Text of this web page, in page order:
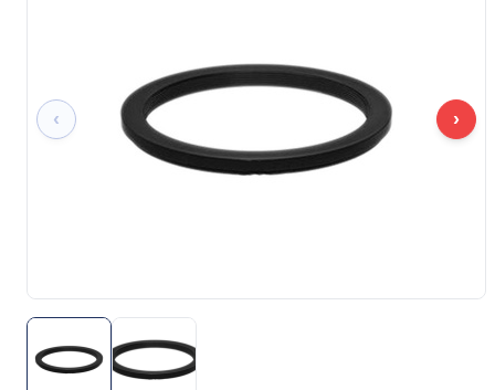
‹ ›